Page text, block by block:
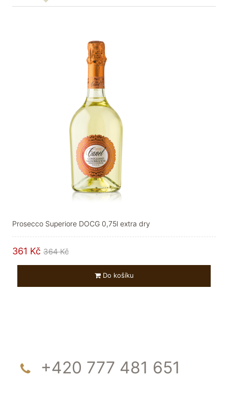
Prosecco Superiore DOCG 0,75l extra dry
361 Kč 364 Kč
Do košíku
+420 777 481 651